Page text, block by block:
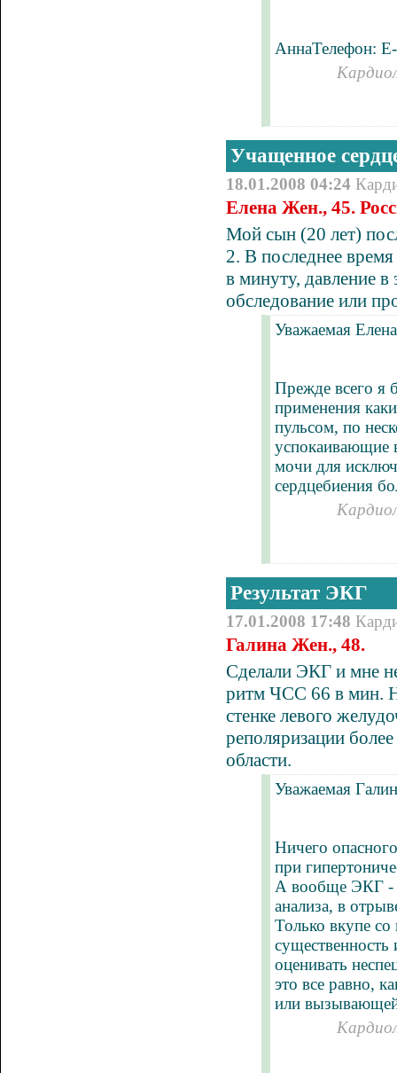
АннаТелефон:
Учащенное
18.01.2008 04:24
Елена Жен., 45.
Мой сын (20 лет)
2. В последнее
в минуту, давление
обследование или
Уважаемая
Прежде всего я
применения
пульсом, по
успокаивающие
мочи для
сердцебиения
Результат ЭКГ
17.01.2008 17:48
Галина Жен., 48.
Сделали ЭКГ и мне
ритм ЧСС 66 в мин.
стенке левого
реполяризации
области.
Уважаемая
Ничего
при
А вообще ЭКГ -
анализа, в
Только вкупе
оценивать
это все равно,
или